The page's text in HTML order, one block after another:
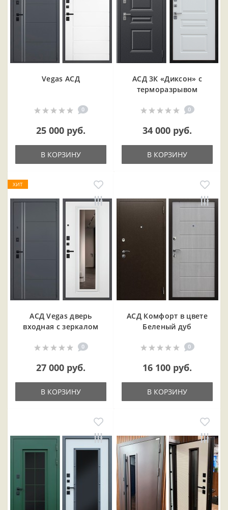
Vegas АСД
0
25 000 руб.
В КОРЗИНУ
АСД 3К «Диксон» с
терморазрывом
0
34 000 руб.
В КОРЗИНУ
ХИТ
АСД Vegas дверь
входная с зеркалом
0
27 000 руб.
В КОРЗИНУ
АСД Комфорт в цвете
Беленый дуб
0
16 100 руб.
В КОРЗИНУ